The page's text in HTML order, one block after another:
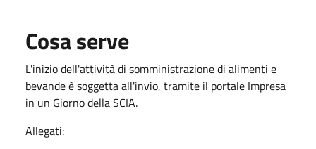
Cosa serve
L'inizio dell'attività di somministrazione di alimenti e
bevande è soggetta all'invio, tramite il portale Impresa
in un Giorno della SCIA.
Allegati: